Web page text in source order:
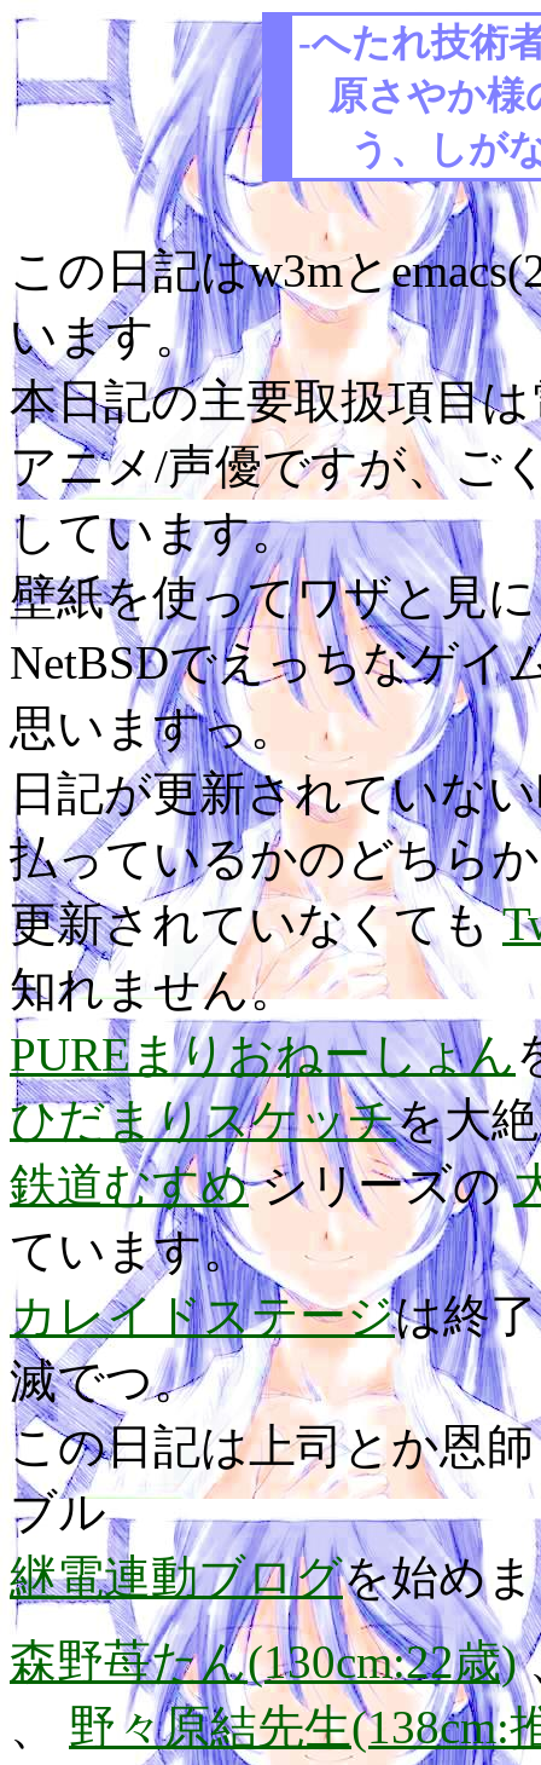
-へたれ技術
原さやか
う、しが
この日記はw3mと
います。
本日記の主要取扱項目
アニメ/声優ですが、ご
しています。
壁紙を使ってワザと見
NetBSDでえっちなゲイ
思いますっ。
日記が更新されていな
払っているかのどちら
更新されていなくても
知れません。
PUREまりおねーしょん
ひだまりスケッチを大
鉄道むすめシリーズの
ています。
カレイドステージは終
滅でつ。
この日記は上司とか恩
ブル
継電連動ブログを始め
森野苺たん(130cm:22歳)
、 野々原結先生(138cm: